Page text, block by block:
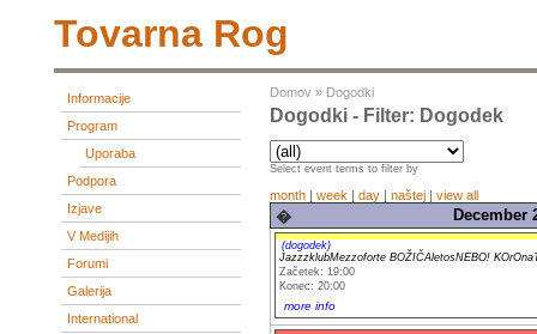
Tovarna Rog
Informacije
Program
Uporaba
Podpora
Izjave
V Medijih
Forumi
Galerija
International
Domov » Dogodki
Dogodki - Filter: Dogodek
Select event terms to filter by
month | week | day | naštej | view all
� December
(dogodek)
JazzzklubMezzoforte BOŽIČAletosNEBO!
Začetek: 19:00
Konec: 20:00
more info